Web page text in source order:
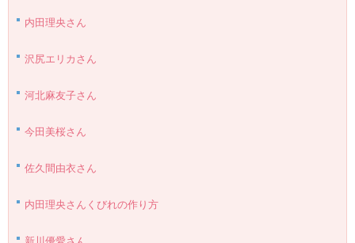
内田理央さん
沢尻エリカさん
河北麻友子さん
今田美桜さん
佐久間由衣さん
内田理央さんくびれの作り方
新川優愛さん